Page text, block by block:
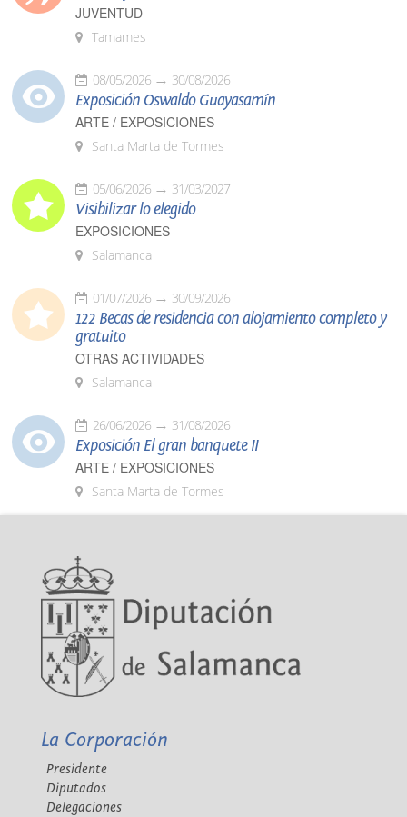
JUVENTUD
Tamames
08/05/2026 30/08/2026
Exposición Oswaldo Guayasamín
ARTE / EXPOSICIONES
Santa Marta de Tormes
05/06/2026 31/03/2027
Visibilizar lo elegido
EXPOSICIONES
Salamanca
01/07/2026 30/09/2026
122 Becas de residencia con alojamiento completo y
gratuito
OTRAS ACTIVIDADES
Salamanca
26/06/2026 31/08/2026
Exposición El gran banquete II
ARTE / EXPOSICIONES
Santa Marta de Tormes
La Corporación
Presidente
Diputados
Delegaciones